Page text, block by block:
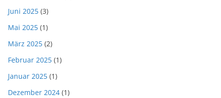
Juni 2025 (3)
Mai 2025 (1)
März 2025 (2)
Februar 2025 (1)
Januar 2025 (1)
Dezember 2024 (1)